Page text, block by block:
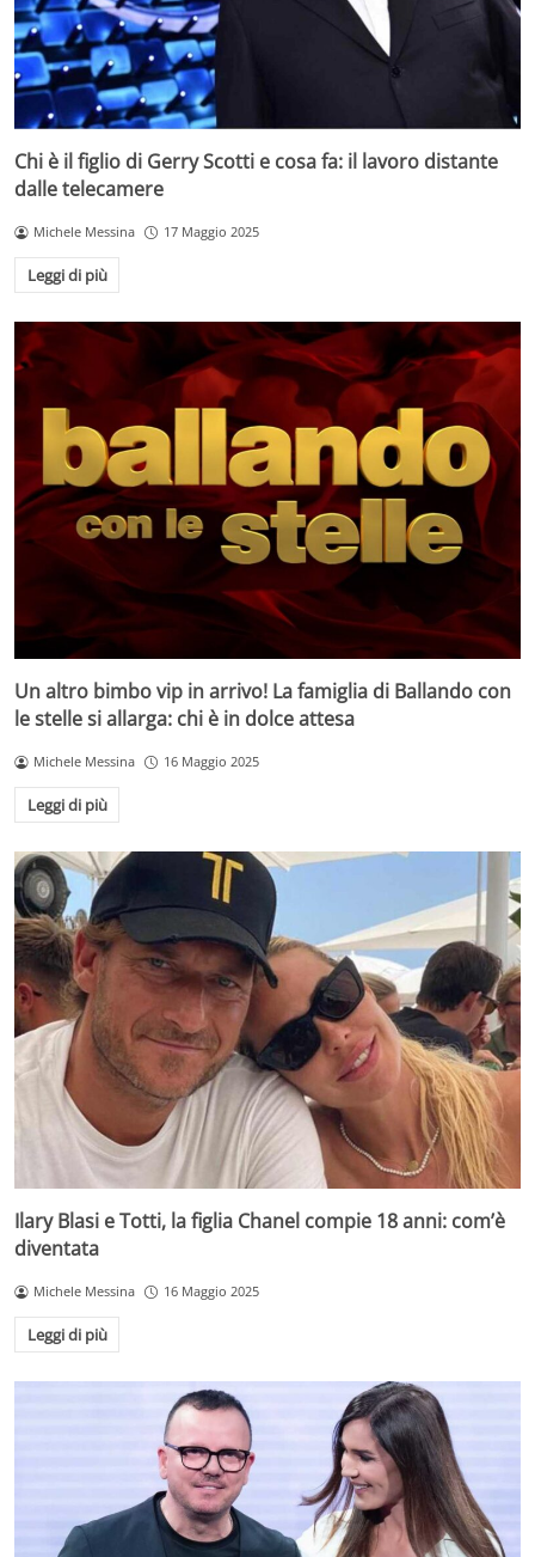
Chi è il figlio di Gerry Scotti e cosa fa: il lavoro distante
dalle telecamere
Michele Messina 17 Maggio 2025
Leggi di più
Un altro bimbo vip in arrivo! La famiglia di Ballando con
le stelle si allarga: chi è in dolce attesa
Michele Messina 16 Maggio 2025
Leggi di più
Ilary Blasi e Totti, la figlia Chanel compie 18 anni: com’è
diventata
Michele Messina 16 Maggio 2025
Leggi di più